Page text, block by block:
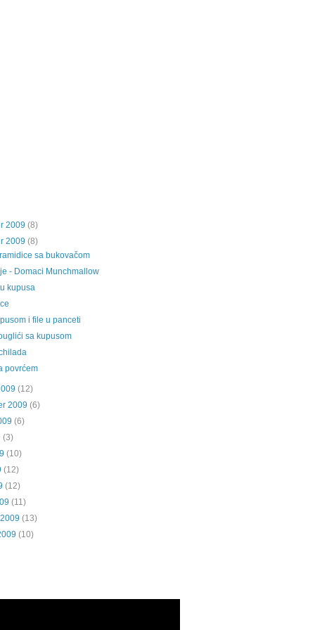
2009 (8)
2009 (8)
sa bukovačom
- Domaci Munchmallow
kupusa
i file u panceti
sa kupusom
povrćem
(12)
2009 (6)
(6)
(3)
(10)
(12)
(12)
(11)
(13)
(10)